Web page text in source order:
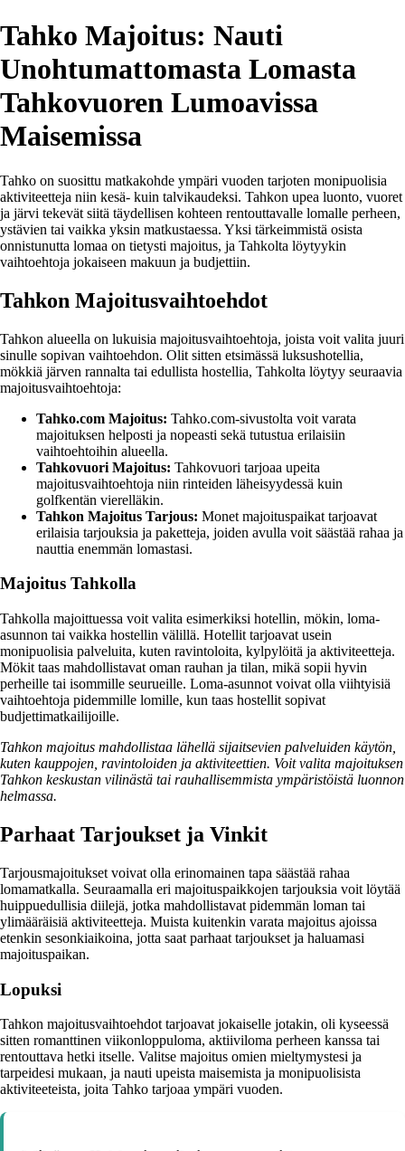
Tahko Majoitus: Nauti
Unohtumattomasta Lomasta
Tahkovuoren Lumoavissa
Maisemissa
Tahko on suosittu matkakohde ympäri vuoden tarjoten monipuolisia
aktiviteetteja niin kesä- kuin talvikaudeksi. Tahkon upea luonto, vuoret
ja järvi tekevät siitä täydellisen kohteen rentouttavalle lomalle perheen,
ystävien tai vaikka yksin matkustaessa. Yksi tärkeimmistä osista
onnistunutta lomaa on tietysti majoitus, ja Tahkolta löytyykin
vaihtoehtoja jokaiseen makuun ja budjettiin.
Tahkon Majoitusvaihtoehdot
Tahkon alueella on lukuisia majoitusvaihtoehtoja, joista voit valita juuri
sinulle sopivan vaihtoehdon. Olit sitten etsimässä luksushotellia,
mökkiä järven rannalta tai edullista hostellia, Tahkolta löytyy seuraavia
majoitusvaihtoehtoja:
Tahko.com Majoitus: Tahko.com-sivustolta voit varata
majoituksen helposti ja nopeasti sekä tutustua erilaisiin
vaihtoehtoihin alueella.
Tahkovuori Majoitus: Tahkovuori tarjoaa upeita
majoitusvaihtoehtoja niin rinteiden läheisyydessä kuin
golfkentän vierelläkin.
Tahkon Majoitus Tarjous: Monet majoituspaikat tarjoavat
erilaisia tarjouksia ja paketteja, joiden avulla voit säästää rahaa ja
nauttia enemmän lomastasi.
Majoitus Tahkolla
Tahkolla majoittuessa voit valita esimerkiksi hotellin, mökin, loma-
asunnon tai vaikka hostellin välillä. Hotellit tarjoavat usein
monipuolisia palveluita, kuten ravintoloita, kylpylöitä ja aktiviteetteja.
Mökit taas mahdollistavat oman rauhan ja tilan, mikä sopii hyvin
perheille tai isommille seurueille. Loma-asunnot voivat olla viihtyisiä
vaihtoehtoja pidemmille lomille, kun taas hostellit sopivat
budjettimatkailijoille.
Tahkon majoitus mahdollistaa lähellä sijaitsevien palveluiden käytön,
kuten kauppojen, ravintoloiden ja aktiviteettien. Voit valita majoituksen
Tahkon keskustan vilinästä tai rauhallisemmista ympäristöistä luonnon
helmassa.
Parhaat Tarjoukset ja Vinkit
Tarjousmajoitukset voivat olla erinomainen tapa säästää rahaa
lomamatkalla. Seuraamalla eri majoituspaikkojen tarjouksia voit löytää
huippuedullisia diilejä, jotka mahdollistavat pidemmän loman tai
ylimääräisiä aktiviteetteja. Muista kuitenkin varata majoitus ajoissa
etenkin sesonkiaikoina, jotta saat parhaat tarjoukset ja haluamasi
majoituspaikan.
Lopuksi
Tahkon majoitusvaihtoehdot tarjoavat jokaiselle jotakin, oli kyseessä
sitten romanttinen viikonloppuloma, aktiiviloma perheen kanssa tai
rentouttava hetki itselle. Valitse majoitus omien mieltymystesi ja
tarpeidesi mukaan, ja nauti upeista maisemista ja monipuolisista
aktiviteeteista, joita Tahko tarjoaa ympäri vuoden.